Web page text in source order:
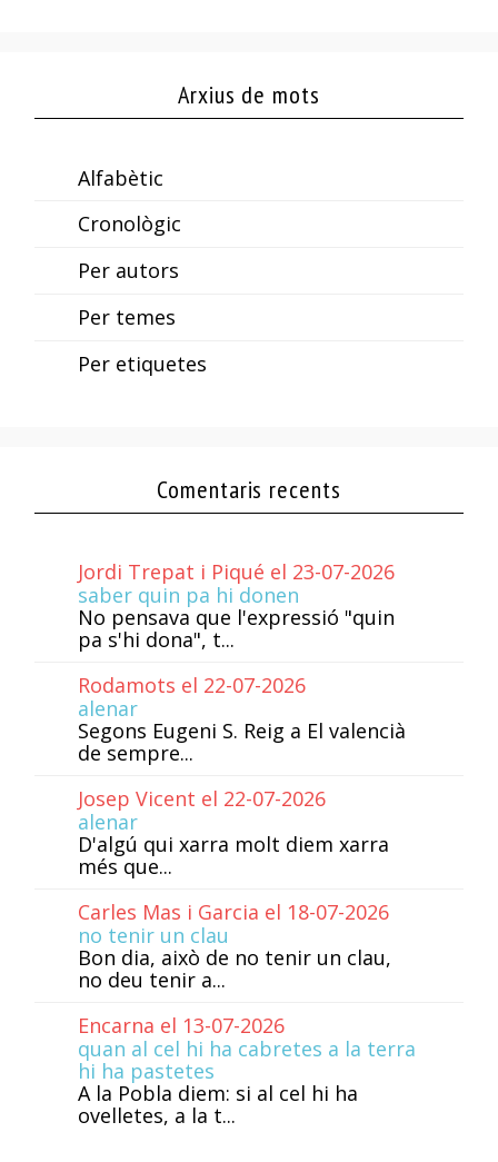
Arxius de mots
Alfabètic
Cronològic
Per autors
Per temes
Per etiquetes
Comentaris recents
Jordi Trepat i Piqué el 23-07-2026
saber quin pa hi donen
No pensava que l'expressió "quin
pa s'hi dona", t...
Rodamots el 22-07-2026
alenar
Segons Eugeni S. Reig a El valencià
de sempre...
Josep Vicent el 22-07-2026
alenar
D'algú qui xarra molt diem xarra
més que...
Carles Mas i Garcia el 18-07-2026
no tenir un clau
Bon dia, això de no tenir un clau,
no deu tenir a...
Encarna el 13-07-2026
quan al cel hi ha cabretes a la terra
hi ha pastetes
A la Pobla diem: si al cel hi ha
ovelletes, a la t...